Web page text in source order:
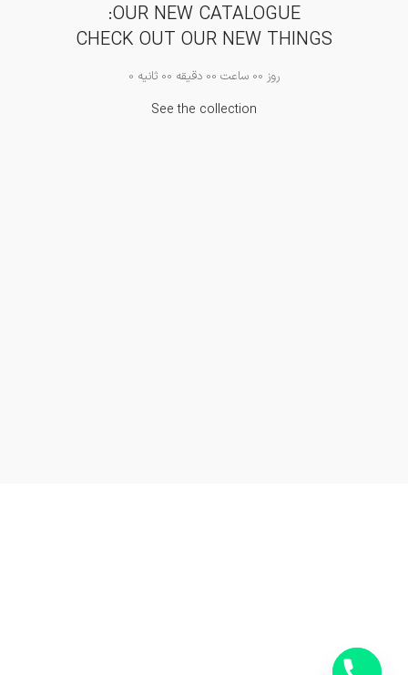
OUR NEW CATALOGUE:
CHECK OUT OUR NEW THINGS
0 روز 00 ساعت 00 دقیقه 00 ثانیه
See the collection